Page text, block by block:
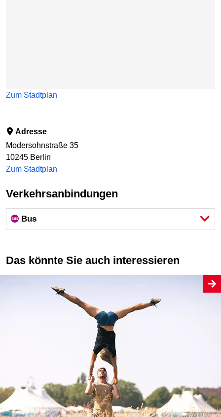
Zum Stadtplan
Adresse
Modersohnstraße 35
10245 Berlin
Zum Stadtplan
Verkehrsanbindungen
Bus
Das könnte Sie auch interessieren